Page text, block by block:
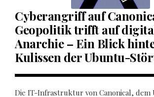
Cyberangriff auf
Geopolitik trifft auf
Anarchie – Ein Blick
Kulissen der Ubuntu-
Die IT-Infrastruktur von Canonical, dem